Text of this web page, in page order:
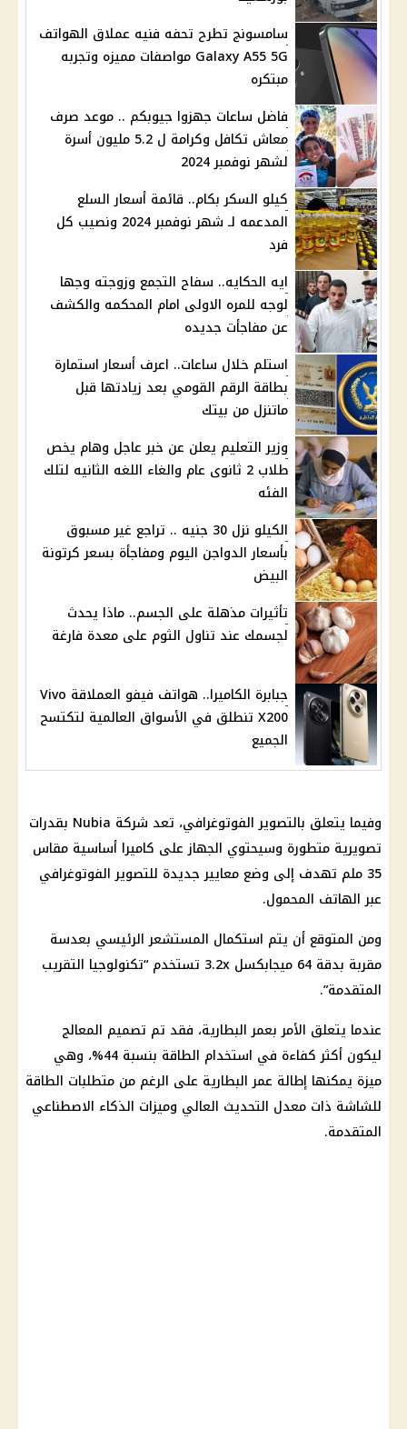
سامسونج تطرح تحفه فنيه عملاق الهواتف
Galaxy A55 5G مواصفات مميزه وتجربه
مبتكره
فاضل ساعات جهزوا جيوبكم .. موعد صرف
معاش تكافل وكرامة ل 5.2 مليون أسرة
لشهر نوفمبر 2024
كيلو السكر بكام.. قائمة أسعار السلع
المدعمه لـ شهر نوفمبر 2024 ونصيب كل
فرد
ايه الحكايه.. سفاح التجمع وزوجته وجها
لوجه للمره الاولى امام المحكمه والكشف
عن مفاجأت جديده
استلم خلال ساعات.. اعرف أسعار استمارة
بطاقة الرقم القومي بعد زيادتها قبل
ماتنزل من بيتك
وزير التعليم يعلن عن خبر عاجل وهام يخص
طلاب 2 ثانوى عام والغاء اللغه الثانيه لتلك
الفئه
الكيلو نزل 30 جنيه .. تراجع غير مسبوق
بأسعار الدواجن اليوم ومفاجأة بسعر كرتونة
البيض
تأثيرات مذهلة على الجسم.. ماذا يحدث
لجسمك عند تناول الثوم على معدة فارغة
جبابرة الكاميرا.. هواتف فيفو العملاقة Vivo
X200 تنطلق في الأسواق العالمية لتكتسح
الجميع
وفيما يتعلق بالتصوير الفوتوغرافي، تعد شركة Nubia بقدرات
تصويرية متطورة وسيحتوي الجهاز على كاميرا أساسية مقاس
35 ملم تهدف إلى وضع معايير جديدة للتصوير الفوتوغرافي
عبر الهاتف المحمول.
ومن المتوقع أن يتم استكمال المستشعر الرئيسي بعدسة
مقربة بدقة 64 ميجابكسل 3.2x تستخدم “تكنولوجيا التقريب
المتقدمة”.
عندما يتعلق الأمر بعمر البطارية، فقد تم تصميم المعالج
ليكون أكثر كفاءة في استخدام الطاقة بنسبة 44%، وهي
ميزة يمكنها إطالة عمر البطارية على الرغم من متطلبات الطاقة
للشاشة ذات معدل التحديث العالي وميزات الذكاء الاصطناعي
المتقدمة.